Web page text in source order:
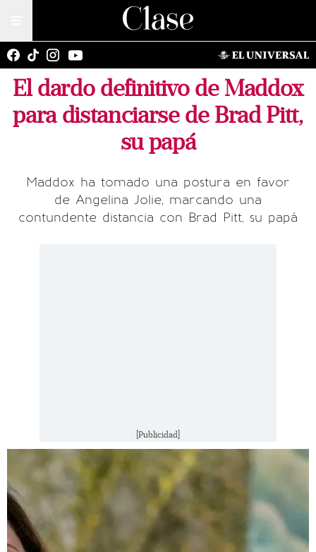
El dardo definitivo de Maddox
para distanciarse de Brad Pitt,
su papá
Maddox ha tomado una postura en favor
de Angelina Jolie, marcando una
contundente distancia con Brad Pitt, su papá
[Publicidad]